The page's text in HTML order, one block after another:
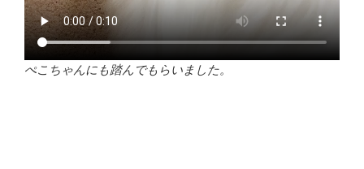
ぺこちゃんにも踏んでもらいました。